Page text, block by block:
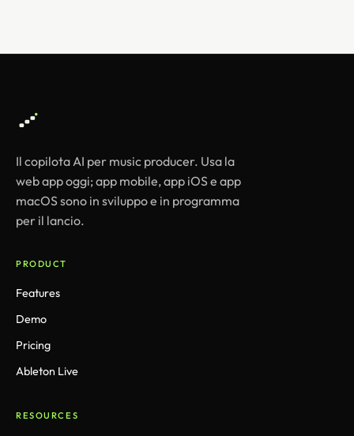
Il copilota AI per music producer. Usa la
web app oggi; app mobile, app iOS e app
macOS sono in sviluppo e in programma
per il lancio.
PRODUCT
Features
Demo
Pricing
Ableton Live
RESOURCES